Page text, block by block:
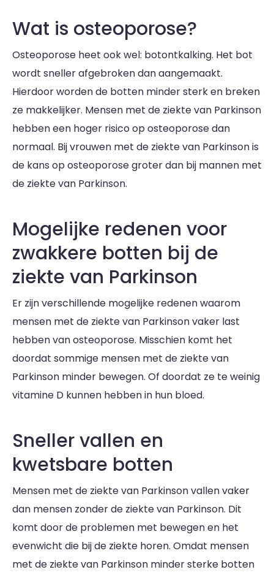
Wat is osteoporose?
Osteoporose heet ook wel: botontkalking. Het bot
wordt sneller afgebroken dan aangemaakt.
Hierdoor worden de botten minder sterk en breken
ze makkelijker. Mensen met de ziekte van Parkinson
hebben een hoger risico op osteoporose dan
normaal. Bij vrouwen met de ziekte van Parkinson is
de kans op osteoporose groter dan bij mannen met
de ziekte van Parkinson.
Mogelijke redenen voor
zwakkere botten bij de
ziekte van Parkinson
Er zijn verschillende mogelijke redenen waarom
mensen met de ziekte van Parkinson vaker last
hebben van osteoporose. Misschien komt het
doordat sommige mensen met de ziekte van
Parkinson minder bewegen. Of doordat ze te weinig
vitamine D kunnen hebben in hun bloed.
Sneller vallen en
kwetsbare botten
Mensen met de ziekte van Parkinson vallen vaker
dan mensen zonder de ziekte van Parkinson. Dit
komt door de problemen met bewegen en het
evenwicht die bij de ziekte horen. Omdat mensen
met de ziekte van Parkinson minder sterke botten